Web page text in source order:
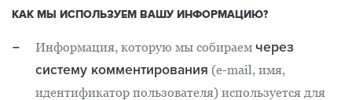
КАК МЫ ИСПОЛЬЗУЕМ ВАШУ ИНФОРМАЦИЮ?
Информация, которую мы собираем через
систему комментирования (e-mail, имя,
идентификатор пользователя) используется для